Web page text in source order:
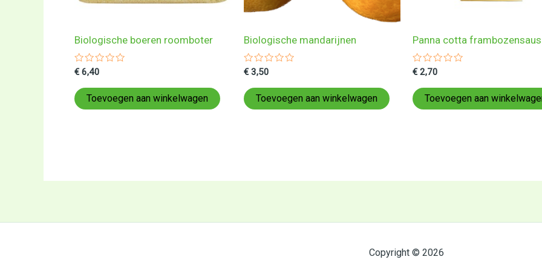
Biologische boeren roomboter
Gewaardeerd
uit
5
€ 6,40
Toevoegen aan winkelwagen
Biologische mandarijnen
Gewaardeerd
uit
5
€3,50
Toevoegen aan winkelwagen
Panna cotta
Gewaardeerd
uit
5
€ 2,70
Toevoegen aan
Copyright © 2026